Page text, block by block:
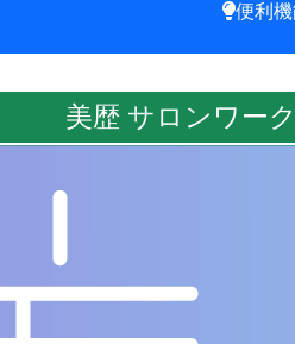
便利
美歴 サロンワー